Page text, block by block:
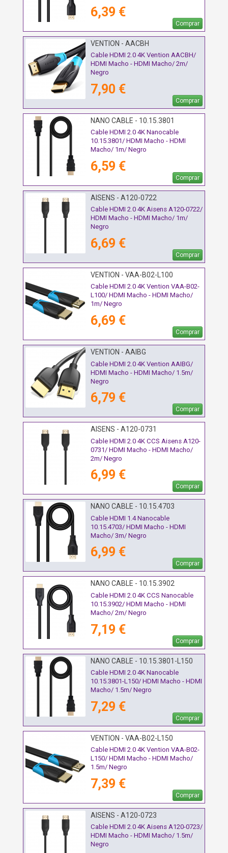
6,39 €
Comprar
VENTION - AACBH
Cable HDMI 2.0 4K Vention AACBH/
HDMI Macho - HDMI Macho/ 2m/
Negro
7,90 €
Comprar
NANO CABLE - 10.15.3801
Cable HDMI 2.0 4K Nanocable
10.15.3801/ HDMI Macho - HDMI
Macho/ 1m/ Negro
6,59 €
Comprar
AISENS - A120-0722
Cable HDMI 2.0 4K Aisens A120-0722/
HDMI Macho - HDMI Macho/ 1m/
Negro
6,69 €
Comprar
VENTION - VAA-B02-L100
Cable HDMI 2.0 4K Vention VAA-B02-
L100/ HDMI Macho - HDMI Macho/
1m/ Negro
6,69 €
Comprar
VENTION - AAIBG
Cable HDMI 2.0 4K Vention AAIBG/
HDMI Macho - HDMI Macho/ 1.5m/
Negro
6,79 €
Comprar
AISENS - A120-0731
Cable HDMI 2.0 4K CCS Aisens A120-
0731/ HDMI Macho - HDMI Macho/
2m/ Negro
6,99 €
Comprar
NANO CABLE - 10.15.4703
Cable HDMI 1.4 Nanocable
10.15.4703/ HDMI Macho - HDMI
Macho/ 3m/ Negro
6,99 €
Comprar
NANO CABLE - 10.15.3902
Cable HDMI 2.0 4K CCS Nanocable
10.15.3902/ HDMI Macho - HDMI
Macho/ 2m/ Negro
7,19 €
Comprar
NANO CABLE - 10.15.3801-L150
Cable HDMI 2.0 4K Nanocable
10.15.3801-L150/ HDMI Macho - HDMI
Macho/ 1.5m/ Negro
7,29 €
Comprar
VENTION - VAA-B02-L150
Cable HDMI 2.0 4K Vention VAA-B02-
L150/ HDMI Macho - HDMI Macho/
1.5m/ Negro
7,39 €
Comprar
AISENS - A120-0723
Cable HDMI 2.0 4K Aisens A120-0723/
HDMI Macho - HDMI Macho/ 1.5m/
Negro